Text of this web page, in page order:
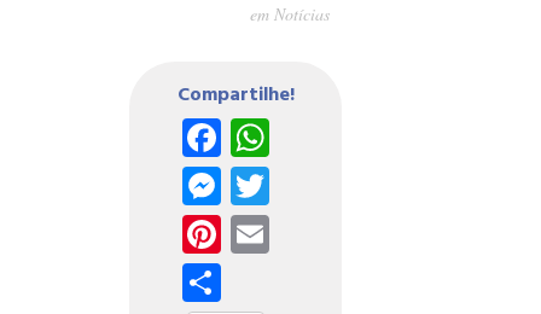
em Notícias
Compartilhe!
Facebook
WhatsApp
Messenger
Twitter
Pinterest
Email
Share